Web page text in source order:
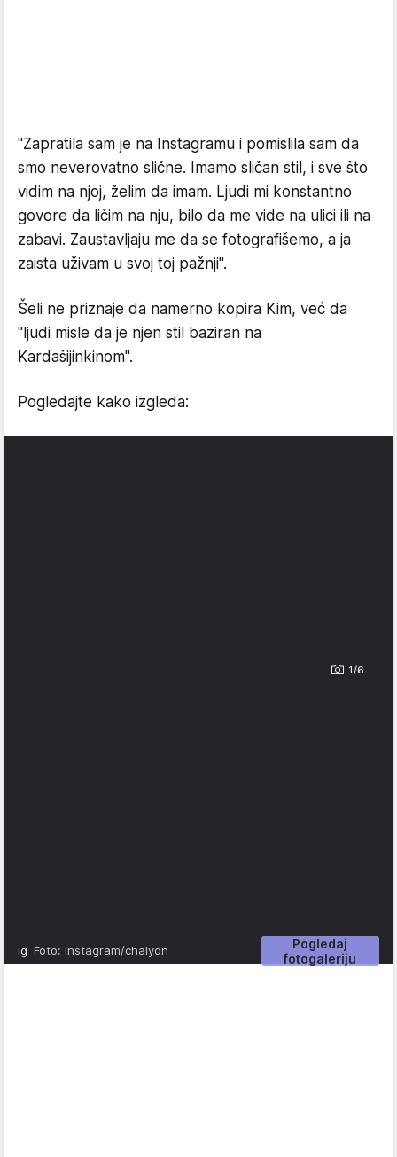
"Zapratila sam je na Instagramu i pomislila sam da
smo neverovatno slične. Imamo sličan stil, i sve što
vidim na njoj, želim da imam. Ljudi mi konstantno
govore da ličim na nju, bilo da me vide na ulici ili na
zabavi. Zaustavljaju me da se fotografišemo, a ja
zaista uživam u svoj toj pažnji".
Šeli ne priznaje da namerno kopira Kim, već da
"ljudi misle da je njen stil baziran na
Kardašijinkinom".
Pogledajte kako izgleda:
1/6
Pogledaj
fotogaleriju
ig Foto: Instagram/chalydn